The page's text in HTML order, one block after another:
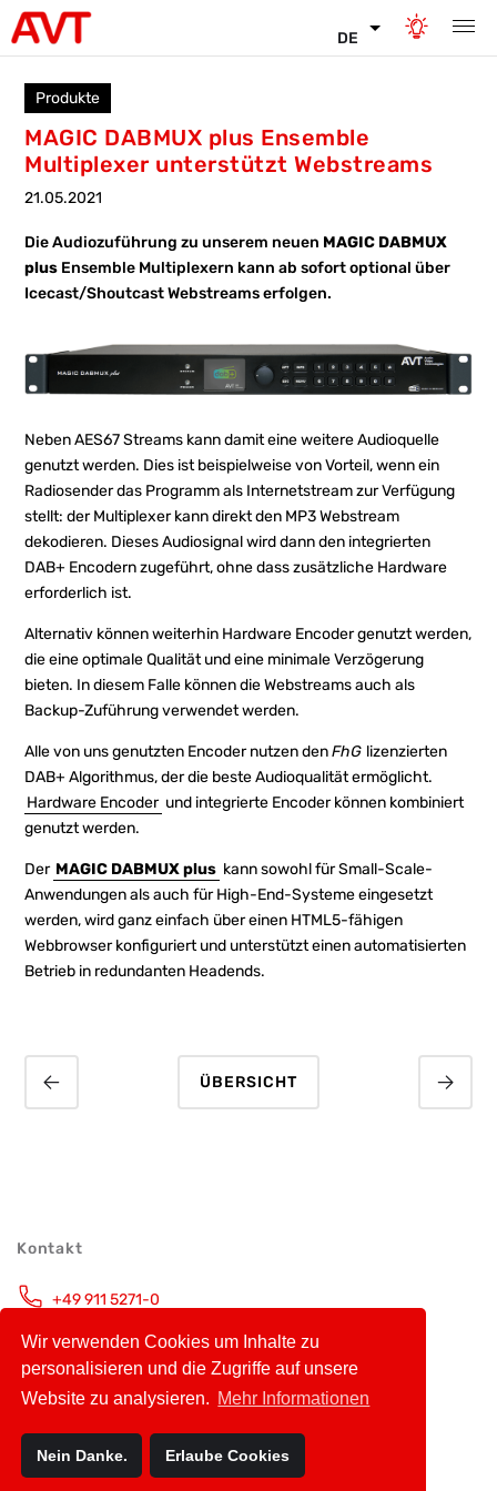
Wir verwenden Cookies um Inhalte zu
personalisieren und die Zugriffe auf unsere
Website zu analysieren. Mehr Informationen
Nein Danke. Erlaube Cookies
DE
Produkte
MAGIC DABMUX plus Ensemble
Multiplexer unterstützt Webstreams
21.05.2021
Die Audiozuführung zu unserem neuen MAGIC DABMUX
plus Ensemble Multiplexern kann ab sofort optional über
Icecast/Shoutcast Webstreams erfolgen.
Neben AES67 Streams kann damit eine weitere Audioquelle
genutzt werden. Dies ist beispielweise von Vorteil, wenn ein
Radiosender das Programm als Internetstream zur Verfügung
stellt: der Multiplexer kann direkt den MP3 Webstream
dekodieren. Dieses Audiosignal wird dann den integrierten
DAB+ Encodern zugeführt, ohne dass zusätzliche Hardware
erforderlich ist.
Alternativ können weiterhin Hardware Encoder genutzt werden,
die eine optimale Qualität und eine minimale Verzögerung
bieten. In diesem Falle können die Webstreams auch als
Backup-Zuführung verwendet werden.
Alle von uns genutzten Encoder nutzen denFhG lizenzierten
DAB+ Algorithmus, der die beste Audioqualität ermöglicht.
Hardware Encoder und integrierte Encoder können kombiniert
genutzt werden.
Der MAGIC DABMUX plus kann sowohl für Small-Scale-
Anwendungen als auch für High-End-Systeme eingesetzt
werden, wird ganz einfach über einen HTML5-fähigen
Webbrowser konfiguriert und unterstützt einen automatisierten
Betrieb in redundanten Headends.
ÜBERSICHT
Kontakt
+49 911 5271-0
info@avt-nbg.de